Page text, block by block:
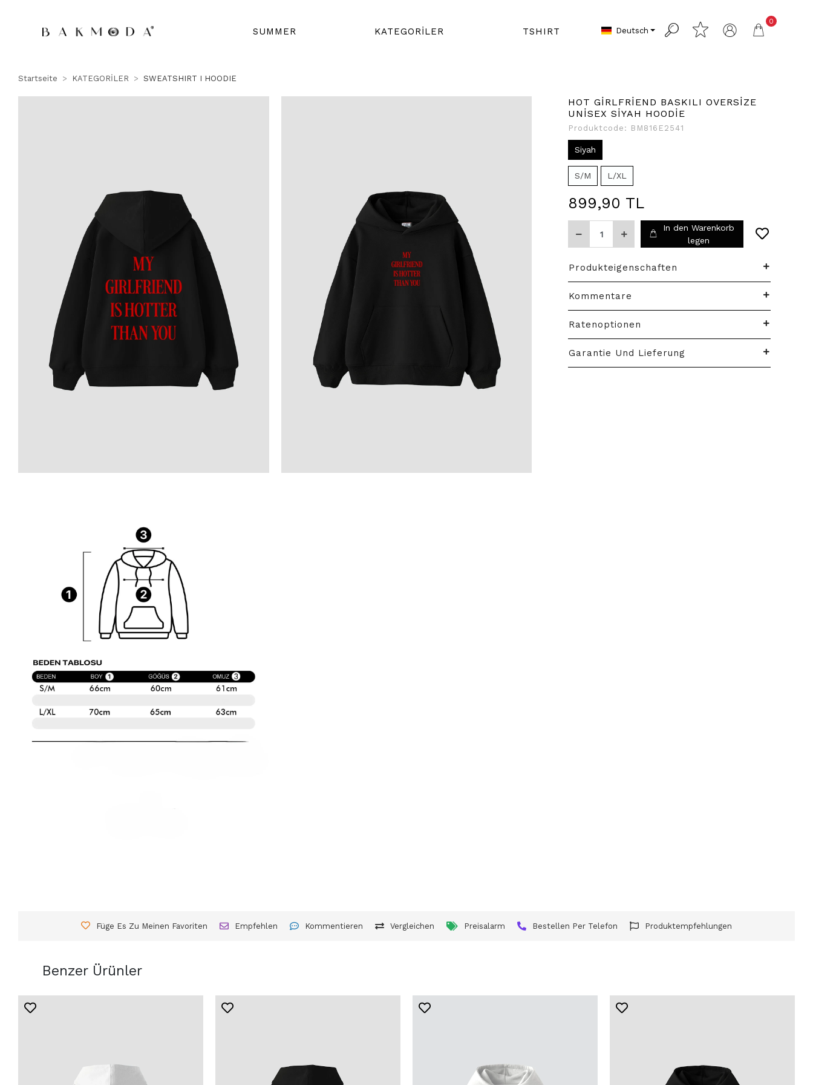
SUMMER KATEGORİLER TSHIRT Deutsch
0
Startseite KATEGORİLER SWEATSHIRT I HOODIE
HOT GİRLFRİEND BASKILI OVERSİZE
UNİSEX SİYAH HOODİE
Produktcode: BM816E2541
Siyah
S/M L/XL
899,90 TL
In den Warenkorb
legen
Produkteigenschaften
Kommentare
Ratenoptionen
Garantie Und Lieferung
Füge Es Zu Meinen Favoriten Empfehlen Kommentieren Vergleichen Preisalarm Bestellen Per Telefon Produktempfehlungen
Benzer Ürünler